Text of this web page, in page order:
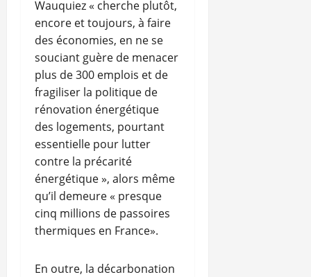
Wauquiez « cherche plutôt,
encore et toujours, à faire
des économies, en ne se
souciant guère de menacer
plus de 300 emplois et de
fragiliser la politique de
rénovation énergétique
des logements, pourtant
essentielle pour lutter
contre la précarité
énergétique », alors même
qu’il demeure « presque
cinq millions de passoires
thermiques en France».
En outre, la décarbonation